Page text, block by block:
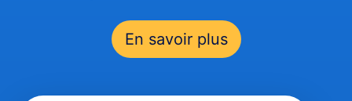
En savoir plus